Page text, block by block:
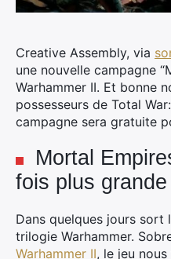
Creative Assembly, via
une nouvelle campagne
Warhammer II. Et bonne
possesseurs de Total
campagne sera gratuite
Mortal
fois plus grande
Dans quelques jours sort
trilogie Warhammer.
Warhammer II, le jeu